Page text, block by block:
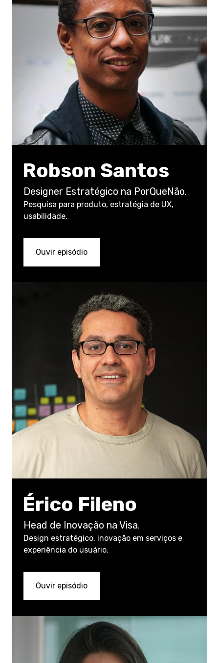
Robson Santos
Designer Estratégico na PorQueNão.
Pesquisa para produto, estratégia de UX,
usabilidade.
Ouvir episódio
Érico Fileno
Head de Inovação na Visa.
Design estratégico, inovação em serviços e
experiência do usuário.
Ouvir episódio